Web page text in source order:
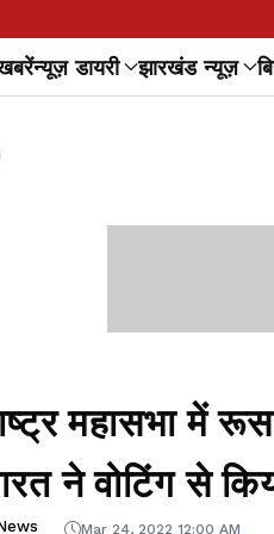
न्यूज़ डायरी झारखंड न्यूज़
महासभा में
ने वोटिंग से
Mar 24, 2022 12:00 AM